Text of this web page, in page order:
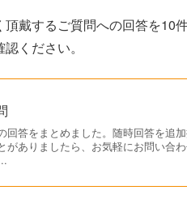
頂戴するご質問への回答を10
ください。
回答をまとめました。随時回答を追
がありましたら、お気軽にお問い合わ